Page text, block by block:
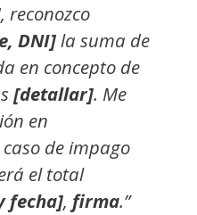
, reconozco
DNI]la suma de
en concepto de
[detallar]. Me
en
caso de impago
el total
fecha], firma.”